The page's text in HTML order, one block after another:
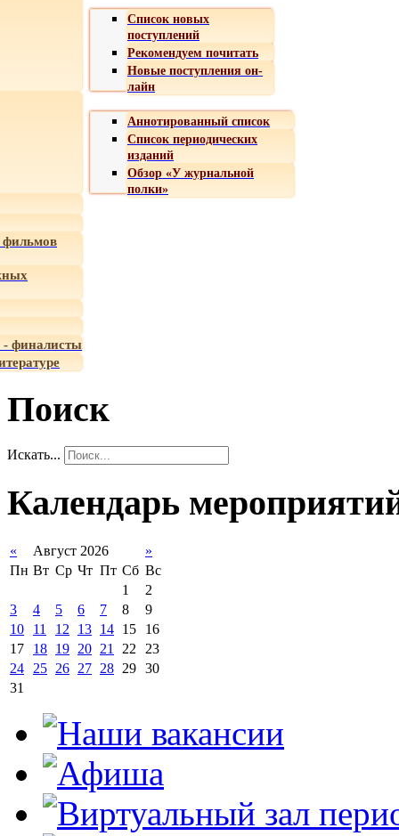
Список новых
поступлений
Рекомендуем почитать
Новые поступления он-
лайн
Аннотированный список
Список периодических
изданий
Обзор «У журнальной
полки»
- финалисты
Поиск
Искать...
Календарь
« Август 2026
»
Пн Вт Ср Чт Пт Сб Вс
1
2
3
4 5 6 7 8
9
10
11 12 13 14 15
16
17
18 19 20 21 22
23
24
25 26 27 28 29 30
31